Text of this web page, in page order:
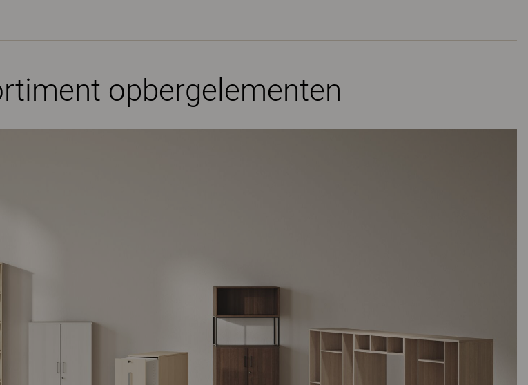
opbergelementen